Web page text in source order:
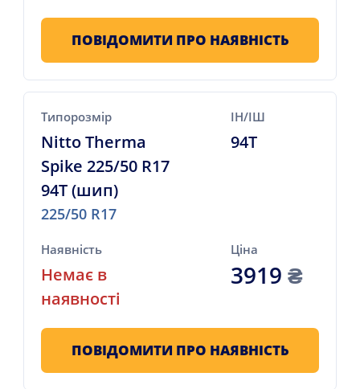
ПОВІДОМИТИ ПРО НАЯВНІСТЬ
Типорозмір
Nitto Therma
Spike 225/50 R17
94T (шип)
225/50 R17
ІН/ІШ
94T
Наявність
Немає в
наявності
Ціна
3919₴
ПОВІДОМИТИ ПРО НАЯВНІСТЬ